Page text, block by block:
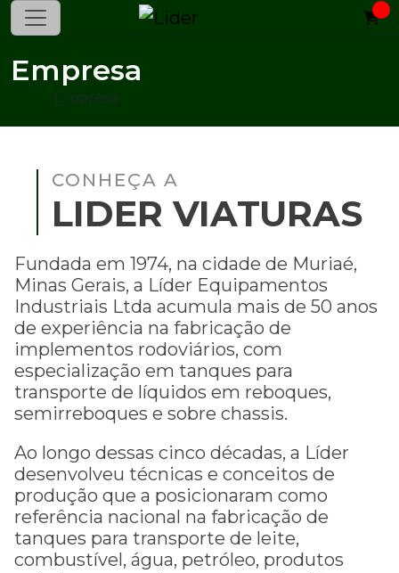
Empresa
Empresa
CONHEÇA A
LIDER VIATURAS
Fundada em 1974, na cidade de Muriaé,
Minas Gerais, a Líder Equipamentos
Industriais Ltda acumula mais de 50 anos
de experiência na fabricação de
implementos rodoviários, com
especialização em tanques para
transporte de líquidos em reboques,
semirreboques e sobre chassis.
Ao longo dessas cinco décadas, a Líder
desenvolveu técnicas e conceitos de
produção que a posicionaram como
referência nacional na fabricação de
tanques para transporte de leite,
combustível, água, petróleo, produtos